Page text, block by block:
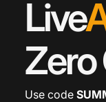
Live
Zero
Use code